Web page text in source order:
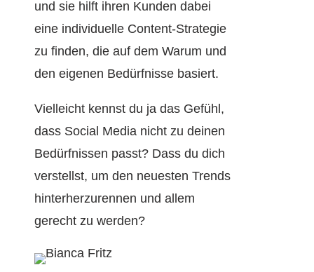
und sie hilft ihren Kunden dabei
eine individuelle Content-Strategie
zu finden, die auf dem Warum und
den eigenen Bedürfnisse basiert.
Vielleicht kennst du ja das Gefühl,
dass Social Media nicht zu deinen
Bedürfnissen passt? Dass du dich
verstellst, um den neuesten Trends
hinterherzurennen und allem
gerecht zu werden?